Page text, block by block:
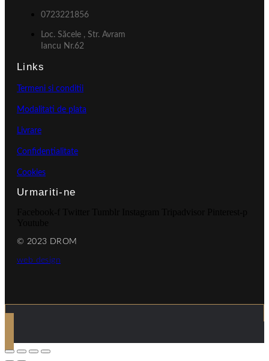
0723221856
Loc. Săcele , Str. Avram
Iancu Nr.62
Links
Termeni si conditii
Modalitati de plata
Livrare
Confidentialitate
Cookies
Urmariti-ne
© 2023 DROM
web design